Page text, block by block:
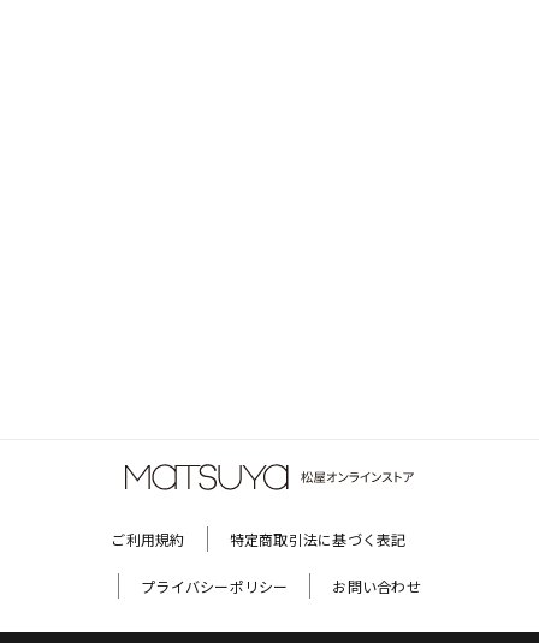
ご利用規約 特定商取引法に基づく表記
プライバシーポリシー お問い合わせ